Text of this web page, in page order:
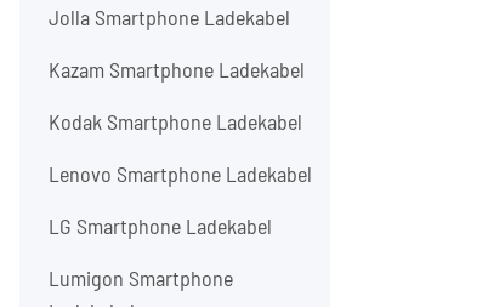
Jolla Smartphone Ladekabel
Kazam Smartphone Ladekabel
Kodak Smartphone Ladekabel
Lenovo Smartphone Ladekabel
LG Smartphone Ladekabel
Lumigon Smartphone